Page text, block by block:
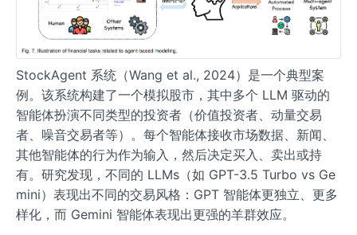
StockAgent 系统（Wang et al., 2024）是一个典型案
例。该系统构建了一个模拟股市，其中多个 LLM 驱动的
智能体扮演不同类型的投资者（价值投资者、动量交易
者、噪音交易者等）。每个智能体接收市场数据、新闻、
其他智能体的行为作为输入，然后决定买入、卖出或持
有。研究发现，不同的 LLMs（如 GPT-3.5 Turbo vs Ge
mini）表现出不同的交易风格：GPT 智能体更独立、更多
样化，而 Gemini 智能体表现出更强的羊群效应。